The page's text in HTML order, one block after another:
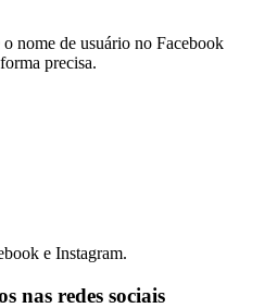
nome de usuário no Facebook
precisa.
e Instagram.
nas redes sociais